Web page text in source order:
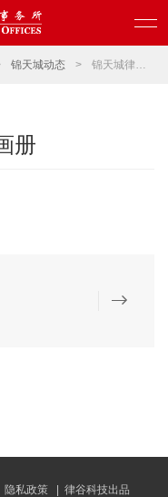
锦天城动态 > 锦天城律师事务所宣传画册
册
隐私政策
律谷科技出品